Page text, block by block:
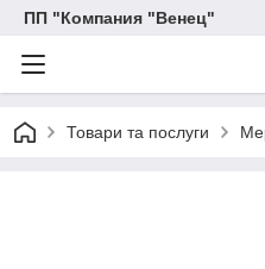
ПП "Компания "Венец"
Товари та послуги